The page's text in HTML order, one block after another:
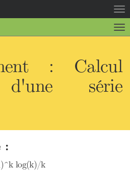
la
la
: Calcul
série
:
log(k)/k